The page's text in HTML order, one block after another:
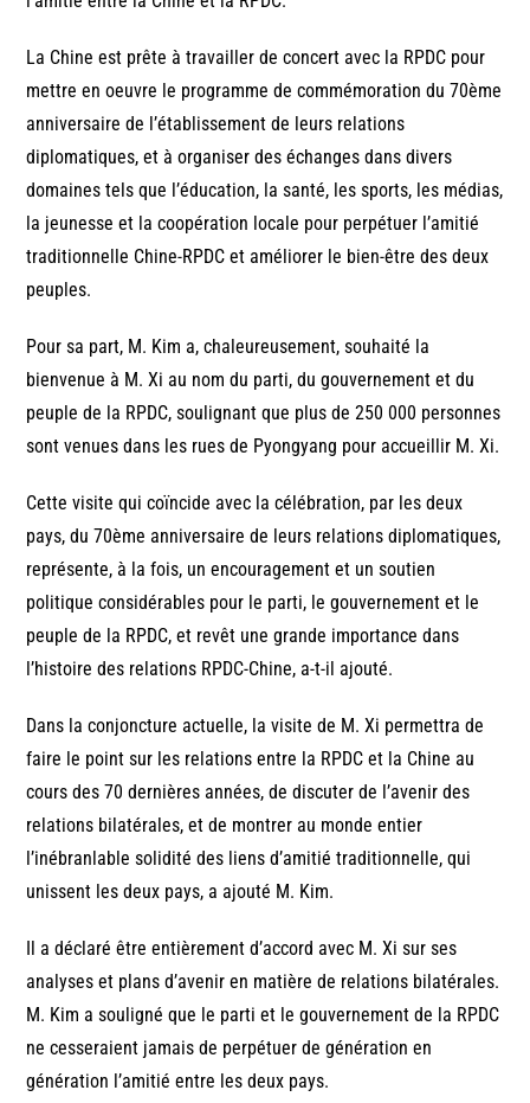
La Chine est prête à travailler de concert avec la RPDC pour
mettre en oeuvre le programme de commémoration du 70ème
anniversaire de l’établissement de leurs relations
diplomatiques, et à organiser des échanges dans divers
domaines tels que l’éducation, la santé, les sports, les médias,
la jeunesse et la coopération locale pour perpétuer l’amitié
traditionnelle Chine-RPDC et améliorer le bien-être des deux
peuples.
Pour sa part, M. Kim a, chaleureusement, souhaité la
bienvenue à M. Xi au nom du parti, du gouvernement et du
peuple de la RPDC, soulignant que plus de 250 000 personnes
sont venues dans les rues de Pyongyang pour accueillir M. Xi.
Cette visite qui coïncide avec la célébration, par les deux
pays, du 70ème anniversaire de leurs relations diplomatiques,
représente, à la fois, un encouragement et un soutien
politique considérables pour le parti, le gouvernement et le
peuple de la RPDC, et revêt une grande importance dans
l’histoire des relations RPDC-Chine, a-t-il ajouté.
Dans la conjoncture actuelle, la visite de M. Xi permettra de
faire le point sur les relations entre la RPDC et la Chine au
cours des 70 dernières années, de discuter de l’avenir des
relations bilatérales, et de montrer au monde entier
l’inébranlable solidité des liens d’amitié traditionnelle, qui
unissent les deux pays, a ajouté M. Kim.
Il a déclaré être entièrement d’accord avec M. Xi sur ses
analyses et plans d’avenir en matière de relations bilatérales.
M. Kim a souligné que le parti et le gouvernement de la RPDC
ne cesseraient jamais de perpétuer de génération en
génération l’amitié entre les deux pays.